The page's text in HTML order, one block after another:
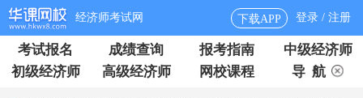
经济师考试网 下载APP 登录 / 注册
考试报名 成绩查询 报考指南
中级经济师
初级经济师
高级经济师 网校课程 导 航